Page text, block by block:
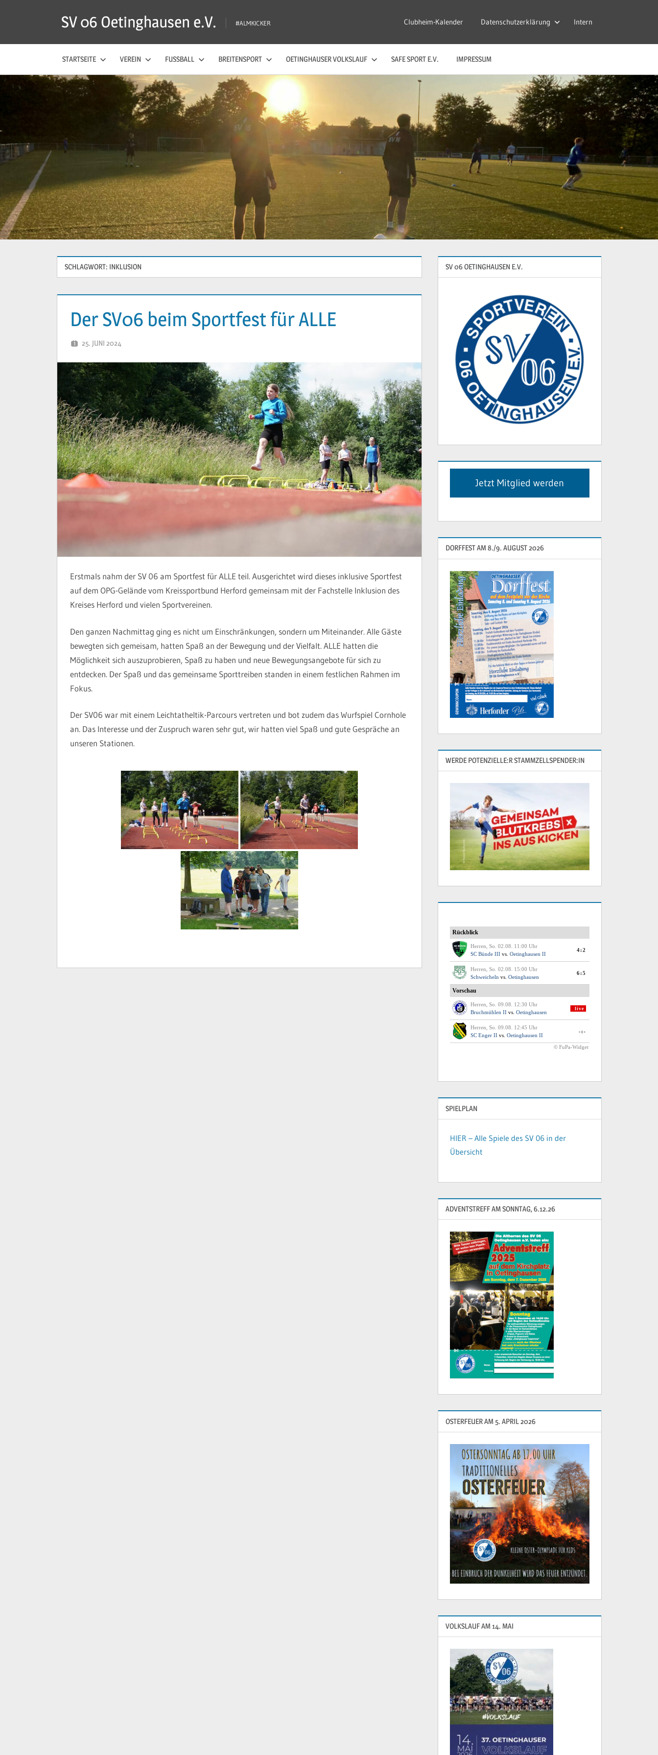
SV 06 Oetinghausen e.V. #ALMKICKER Clubheim-Kalender Datenschutzerklärung Intern
STARTSEITE VEREIN FUSSBALL BREITENSPORT OETINGHAUSER VOLKSLAUF SAFE SPORT E.V. IMPRESSUM
SCHLAGWORT: INKLUSION
Der SV06 beim Sportfest für ALLE
25. JUNI 2024
Erstmals nahm der SV 06 am Sportfest für ALLE teil. Ausgerichtet wird dieses inklusive Sportfest
auf dem OPG-Gelände vom Kreissportbund Herford gemeinsam mit der Fachstelle Inklusion des
Kreises Herford und vielen Sportvereinen.
Den ganzen Nachmittag ging es nicht um Einschränkungen, sondern um Miteinander. Alle Gäste
bewegten sich gemeisam, hatten Spaß an der Bewegung und der Vielfalt. ALLE hatten die
Möglichkeit sich auszuprobieren, Spaß zu haben und neue Bewegungsangebote für sich zu
entdecken. Der Spaß und das gemeinsame Sporttreiben standen in einem festlichen Rahmen im
Fokus.
Der SV06 war mit einem Leichtatheltik-Parcours vertreten und bot zudem das Wurfspiel Cornhole
an. Das Interesse und der Zuspruch waren sehr gut, wir hatten viel Spaß und gute Gespräche an
unseren Stationen.
SV 06 OETINGHAUSEN E.V.
Jetzt Mitglied werden
DORFFEST AM 8./9. AUGUST 2026
WERDE POTENZIELLE:R STAMMZELLSPENDER:IN
SPIELPLAN
HIER – Alle Spiele des SV 06 in der
Übersicht
ADVENTSTREFF AM SONNTAG, 6.12.26
OSTERFEUER AM 5. APRIL 2026
VOLKSLAUF AM 14. MAI